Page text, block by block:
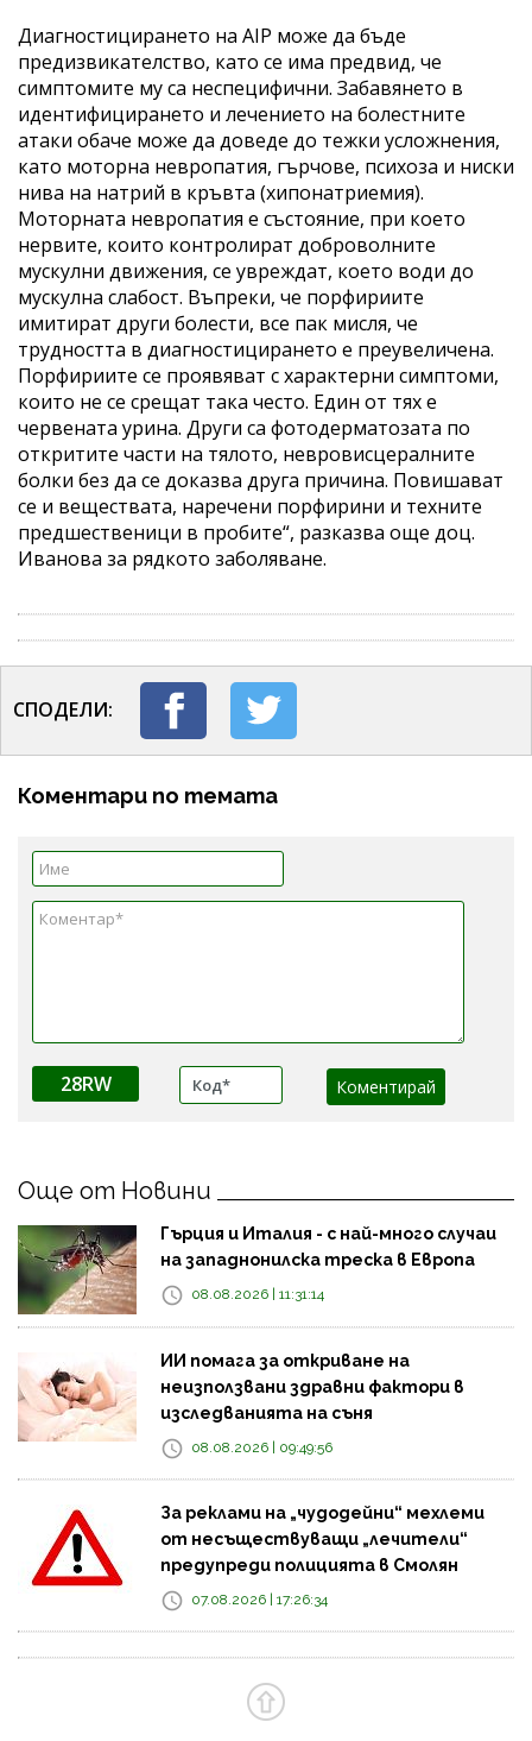
Диагностицирането на AIP може да бъде
предизвикателство, като се има предвид, че
симптомите му са неспецифични. Забавянето в
идентифицирането и лечението на болестните
атаки обаче може да доведе до тежки усложнения,
като моторна невропатия, гърчове, психоза и ниски
нива на натрий в кръвта (хипонатриемия).
Моторната невропатия е състояние, при което
нервите, които контролират доброволните
мускулни движения, се увреждат, което води до
мускулна слабост. Въпреки, че порфириите
имитират други болести, все пак мисля, че
трудността в диагностицирането е преувеличена.
Порфириите се проявяват с характерни симптоми,
които не се срещат така често. Един от тях е
червената урина. Други са фотодерматозата по
откритите части на тялото, невровисцералните
болки без да се доказва друга причина. Повишават
се и веществата, наречени порфирини и техните
предшественици в пробите“, разказва още доц.
Иванова за рядкото заболяване.
СПОДЕЛИ:
Коментари по темата
28RW
Още от Новини
Гърция и Италия - с най-много случаи
на западнонилска треска в Европа
08.08.2026 | 11:31:14
ИИ помага за откриване на
неизползвани здравни фактори в
изследванията на съня
08.08.2026 | 09:49:56
За реклами на „чудодейни“ мехлеми
от несъществуващи „лечители“
предупреди полицията в Смолян
07.08.2026 | 17:26:34